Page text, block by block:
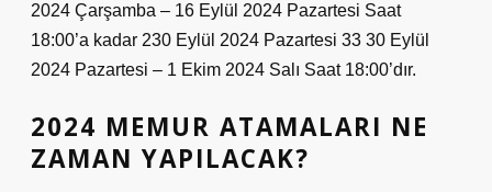
2024 Çarşamba – 16 Eylül 2024 Pazartesi Saat
18:00’a kadar 230 Eylül 2024 Pazartesi 33 30 Eylül
2024 Pazartesi – 1 Ekim 2024 Salı Saat 18:00’dır.
2024 MEMUR ATAMALARI NE
ZAMAN YAPILACAK?